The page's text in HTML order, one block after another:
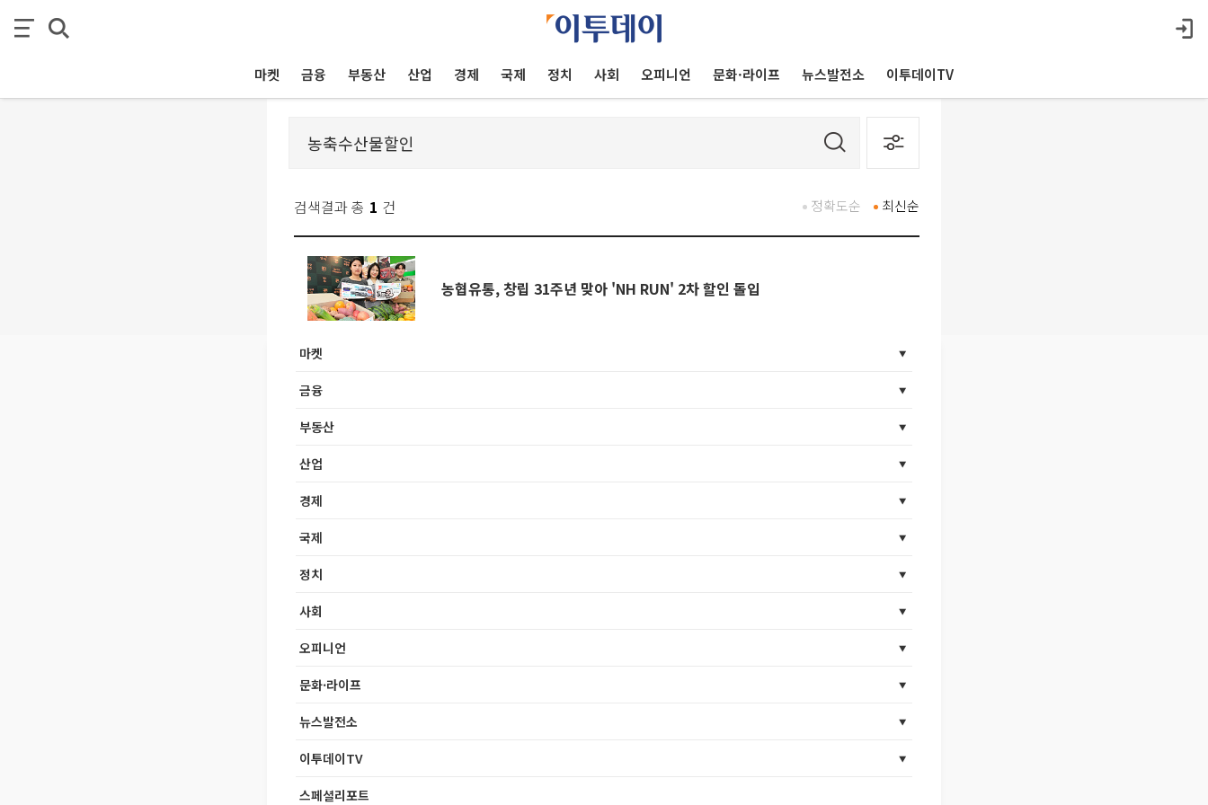
마켓 금융 부동산 산업 경제 국제 정치 사회 오피니언 문화·라이프 뉴스발전소 이투데이TV
검색결과 총 1 건 최신순
정확도순
농협유통, 창립 31주년 맞아 'NH RUN' 2차 할인 돌입
마켓
금융
부동산
산업
경제
국제
정치
사회
오피니언
문화·라이프
뉴스발전소
이투데이TV
스페셜리포트